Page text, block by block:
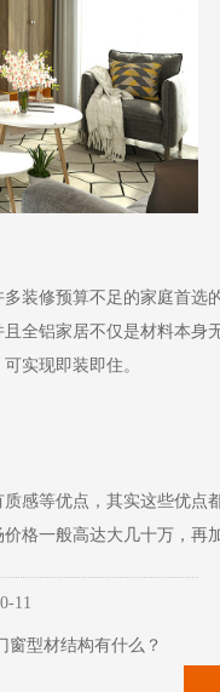
修预算不足的家庭首选
全铝家居不仅是材料本
实现即装即住。
感等优点，其实这些优点
格一般高达大几十万，
11
窗型材结构有什么？